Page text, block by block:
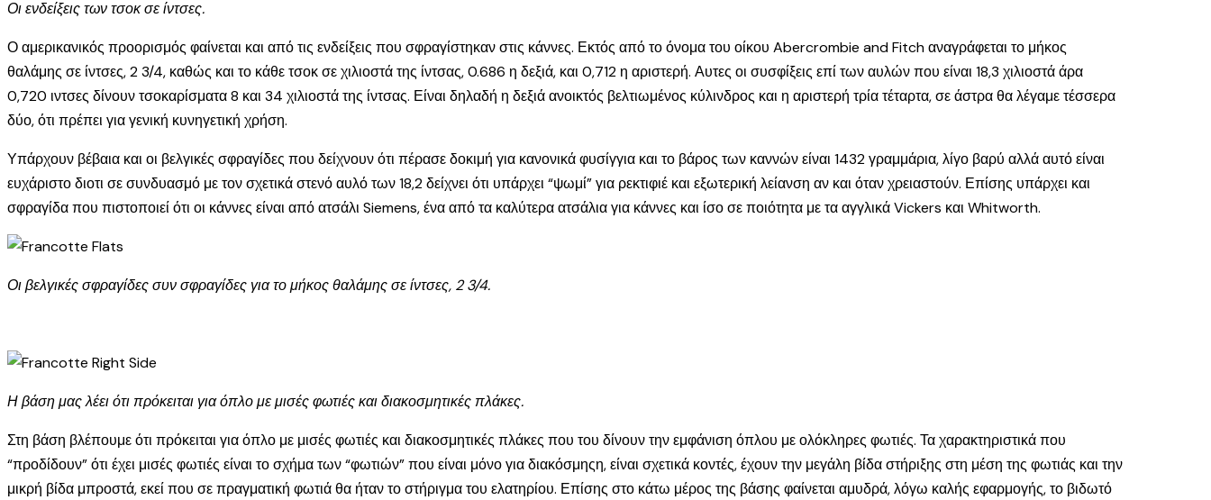
Οι ενδείξεις των τσοκ σε ίντσες.
Ο αμερικανικός προορισμός φαίνεται και από τις ενδείξεις που σφραγίστηκαν στις κάννες. Εκτός από το όνομα του οίκου Abercrombie and Fitch αναγράφεται το μήκος
θαλάμης σε ίντσες, 2 3/4, καθώς και το κάθε τσοκ σε χιλιοστά της ίντσας, 0.686 η δεξιά, και 0,712 η αριστερή. Αυτες οι συσφίξεις επί των αυλών που είναι 18,3 χιλιοστά άρα
0,720 ιντσες δίνουν τσοκαρίσματα 8 και 34 χιλιοστά της ίντσας. Είναι δηλαδή η δεξιά ανοικτός βελτιωμένος κύλινδρος και η αριστερή τρία τέταρτα, σε άστρα θα λέγαμε τέσσερα
δύο, ότι πρέπει για γενική κυνηγετική χρήση.
Υπάρχουν βέβαια και οι βελγικές σφραγίδες που δείχνουν ότι πέρασε δοκιμή για κανονικά φυσίγγια και το βάρος των καννών είναι 1432 γραμμάρια, λίγο βαρύ αλλά αυτό είναι
ευχάριστο διοτι σε συνδυασμό με τον σχετικά στενό αυλό των 18,2 δείχνει ότι υπάρχει “ψωμί” για ρεκτιφιέ και εξωτερική λείανση αν και όταν χρειαστούν. Επίσης υπάρχει και
σφραγίδα που πιστοποιεί ότι οι κάννες είναι από ατσάλι Siemens, ένα από τα καλύτερα ατσάλια για κάννες και ίσο σε ποιότητα με τα αγγλικά Vickers και Whitworth.
Οι βελγικές σφραγίδες συν σφραγίδες για το μήκος θαλάμης σε ίντσες, 2 3/4.
Η βάση μας λέει ότι πρόκειται για όπλο με μισές φωτιές και διακοσμητικές πλάκες.
Στη βάση βλέπουμε ότι πρόκειται για όπλο με μισές φωτιές και διακοσμητικές πλάκες που του δίνουν την εμφάνιση όπλου με ολόκληρες φωτιές. Τα χαρακτηριστικά που
“προδίδουν” ότι έχει μισές φωτιές είναι το σχήμα των “φωτιών” που είναι μόνο για διακόσμηςη, είναι σχετικά κοντές, έχουν την μεγάλη βίδα στήριξης στη μέση της φωτιάς και την
μικρή βίδα μπροστά, εκεί που σε πραγματική φωτιά θα ήταν το στήριγμα του ελατηρίου. Επίσης στο κάτω μέρος της βάσης φαίνεται αμυδρά, λόγω καλής εφαρμογής, το βιδωτό